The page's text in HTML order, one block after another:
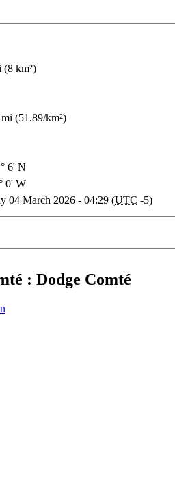
(8 km²)
(51.89/km²)
6' N
0' W
04 March 2026 - 04:29 (UTC -5)
: Dodge Comté